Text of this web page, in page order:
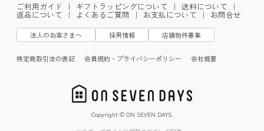
ご利用ガイド ｜ ギフトラッピングについて ｜ 送料について ｜
返品について ｜ よくあるご質問 ｜ お支払について ｜ お問合せ
法人のお客さまへ 採用情報 店舗物件募集
特定商取引法の表記 会員規約・プライバシーポリシー 会社概要
Copyright © ON SEVEN DAYS.